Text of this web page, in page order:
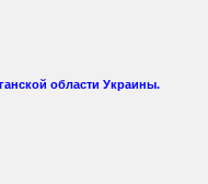
области Украины.